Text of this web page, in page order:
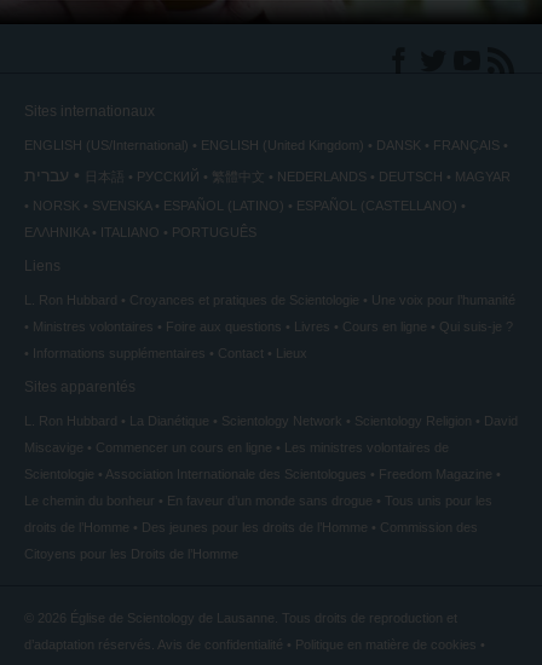
Sites internationaux
ENGLISH (US/International) ENGLISH (United Kingdom) DANSK FRANÇAIS
עברית 日本語 РУССКИЙ 繁體中文 NEDERLANDS DEUTSCH
MAGYAR
NORSK
SVENSKA ESPAÑOL (LATINO)
ESPAÑOL (CASTELLANO)
ΕΛΛΗΝΙΚA
ITALIANO PORTUGUÊS
Liens
L. Ron Hubbard Croyances et pratiques de Scientologie
Une voix pour l’humanité
Ministres volontaires
Foire aux questions Livres Cours en ligne
Qui suis-je ?
Informations supplémentaires
Contact Lieux
Sites apparentés
L. Ron Hubbard La Dianétique Scientology Network Scientology Religion
David
Miscavige
Commencer un cours en ligne
Les ministres volontaires de
Scientologie
Association Internationale des Scientologues
Freedom Magazine
Le chemin du bonheur
En faveur d’un monde sans drogue
Tous unis pour les
droits de l’Homme
Des jeunes pour les droits de l’Homme
Commission des
Citoyens pour les Droits de l’Homme
© 2026 Église de Scientology de Lausanne. Tous droits de reproduction et
d’adaptation réservés. Avis de confidentialité • Politique en matière de cookies •